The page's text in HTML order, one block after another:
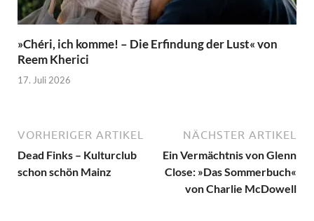
»Chéri, ich komme! – Die Erfindung der Lust« von
Reem Kherici
17. Juli 2026
VORHERIGER ARTIKEL
Dead Finks – Kulturclub
schon schön Mainz
NÄCHSTER ARTIKEL
Ein Vermächtnis von Glenn
Close: »Das Sommerbuch«
von Charlie McDowell